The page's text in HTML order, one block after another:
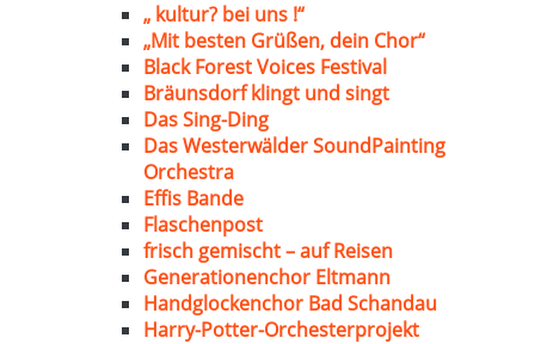
„ kultur? bei uns !“
„Mit besten Grüßen, dein Chor“
Black Forest Voices Festival
Bräunsdorf klingt und singt
Das Sing-Ding
Das Westerwälder SoundPainting
Orchestra
Effis Bande
Flaschenpost
frisch gemischt – auf Reisen
Generationenchor Eltmann
Handglockenchor Bad Schandau
Harry-Potter-Orchesterprojekt